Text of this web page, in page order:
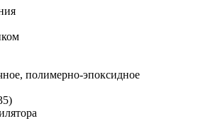
полимерно-эпоксидное